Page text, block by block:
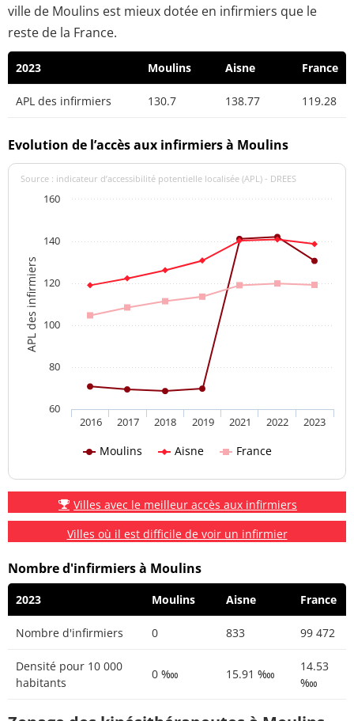
ville de Moulins est mieux dotée en infirmiers que le
reste de la France.
2023 Moulins Aisne France
APL des infirmiers 130.7 138.77 119.28
Evolution de l’accès aux infirmiers à Moulins
APL des infirmiers
Source : indicateur d’accessibilité potentielle localisée (APL) - DREES
Moulins Aisne France
2016 2017 2018 2019 2021 2022 2023
60
80
100
120
140
160
Villes avec le meilleur accès aux infirmiers
Villes où il est difficile de voir un infirmier
Nombre d'infirmiers à Moulins
2023 Moulins Aisne France
Nombre d'infirmiers 0 833 99 472
Densité pour 10 000
habitants
0 ‱ 15.91 ‱
14.53
‱